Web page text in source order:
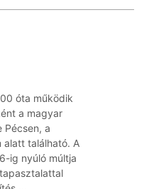
óta működik
a magyar
Pécsen, a
alatt található. A
ig nyúló múltja